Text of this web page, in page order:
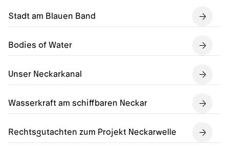
Stadt am Blauen Band
Bodies of Water
Unser Neckarkanal
Wasserkraft am schiffbaren Neckar
Rechtsgutachten zum Projekt Neckarwelle